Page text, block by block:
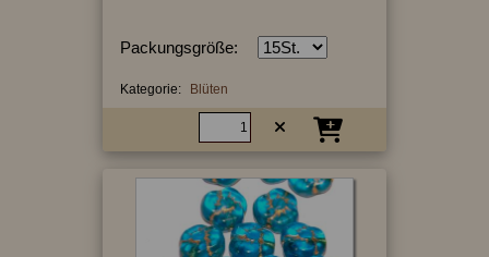
Packungsgröße:
Kategorie: Blüten